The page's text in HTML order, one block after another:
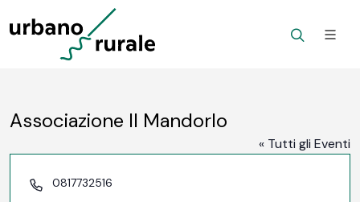
Associazione Il Mandorlo
« Tutti gli Eventi
Telefono
0817732516